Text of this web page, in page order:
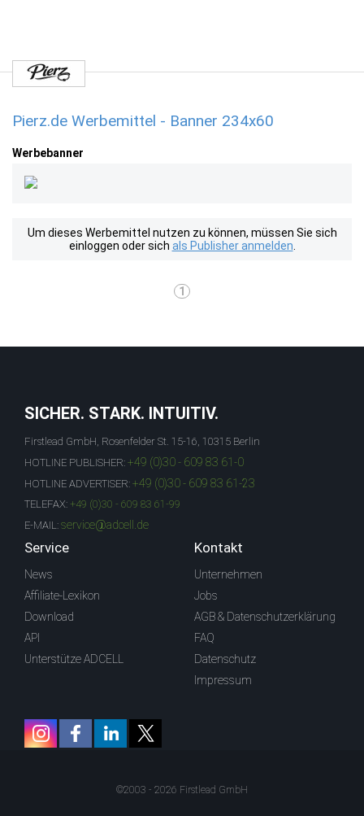
Pierz.de Werbemittel - Banner 234x60
Werbebanner
Um dieses Werbemittel nutzen zu können, müssen Sie sich
einloggen oder sich als Publisher anmelden
1
SICHER. STARK. INTUITIV.
Firstlead GmbH, Rosenfelder St. 15-16, 10315 Berlin
HOTLINE PUBLISHER: +49 (0)30 - 609 83 61-0
HOTLINE ADVERTISER: +49 (0)30 - 609 83 61-23
TELEFAX: +49 (0)30 - 609 83 61-99
E-MAIL: service@adcell.de
Service
News
Affiliate-Lexikon
Download
API
Unterstütze ADCELL
Kontakt
Unternehmen
Jobs
AGB & Datenschutzerklärung
FAQ
Datenschutz
Impressum
©2003 - 2026 Firstlead GmbH